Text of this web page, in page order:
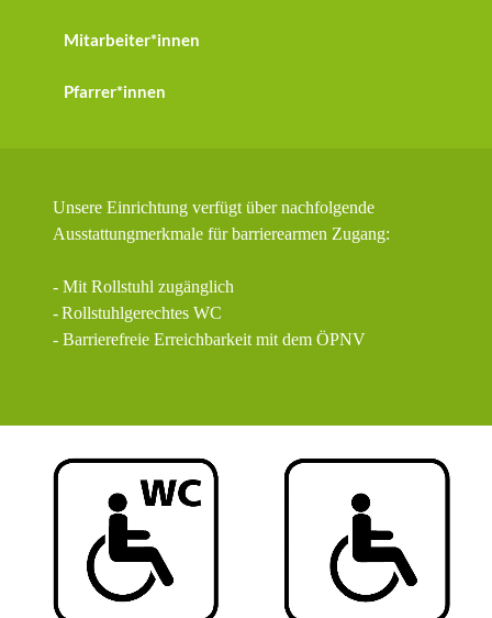
Mitarbeiter*innen
Pfarrer*innen
Unsere Einrichtung verfügt über nachfolgende
Ausstattungmerkmale für barrierearmen Zugang:
- Mit Rollstuhl zugänglich
-Rollstuhlgerechtes WC
- Barrierefreie Erreichbarkeit mit dem ÖPNV